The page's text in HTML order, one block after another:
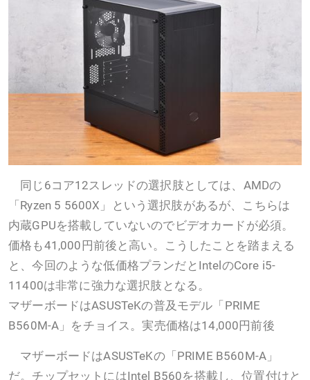
同じ6コア12スレッドの選択肢としては、AMDの
「Ryzen 5 5600X」という選択肢があるが、こちらは
内蔵GPUを搭載していないのでビデオカードが必須。
価格も41,000円前後と高い。こうしたことを踏まえる
と、今回のような低価格プランだとIntelのCore i5-
11400は非常に強力な選択肢となる。
マザーボードはASUSTeKの普及モデル「PRIME
B560M-A」をチョイス。実売価格は14,000円前後
マザーボードはASUSTeKの「PRIME B560M-A」
だ。チップセットにはIntel B560を搭載し、位置付けと